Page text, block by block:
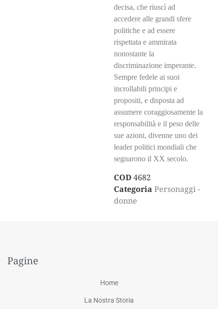
decisa, che riuscì ad
accedere alle grandi sfere
politiche e ad essere
rispettata e ammirata
nonostante la
discriminazione imperante.
Sempre fedele ai suoi
incrollabili principi e
propositi, e disposta ad
assumere coraggiosamente la
responsabilità e il peso delle
sue azioni, divenne uno dei
leader politici mondiali che
segnarono il XX secolo.
COD4682
Categoria Personaggi -
donne
Pagine
Home
La Nostra Storia